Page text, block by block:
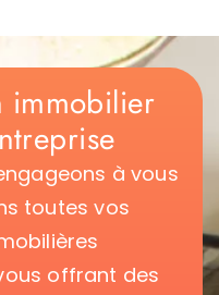
immobilier
à vous
toutes vos
offrant des